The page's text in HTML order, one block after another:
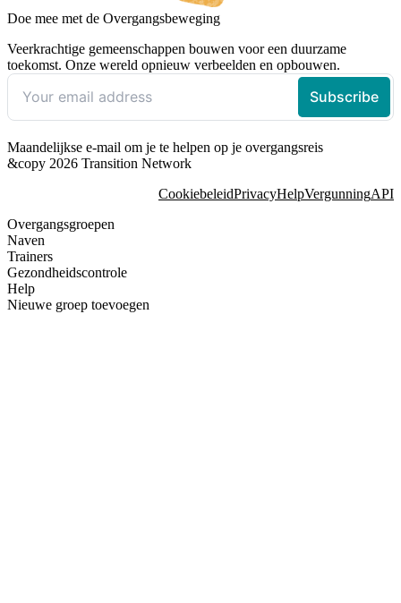
Doe mee met de Overgangsbeweging
Veerkrachtige gemeenschappen bouwen voor een duurzame
toekomst. Onze wereld opnieuw verbeelden en opbouwen.
Maandelijkse e-mail om je te helpen op je overgangsreis
&copy 2026 Transition Network
CookiebeleidPrivacyHelpVergunningAPI
Overgangsgroepen
Naven
Trainers
Gezondheidscontrole
Help
Nieuwe groep toevoegen